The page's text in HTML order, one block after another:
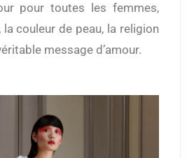
pour toutes les femmes,
la couleur de peau, la religion
message d’amour.